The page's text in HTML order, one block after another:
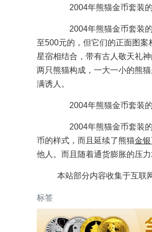
2004年熊猫金币套装
2004年熊猫金币套装的
至500元的，但它们的正面图
星宿相结合，带有古人敬天礼
两只熊猫构成，一大一小的熊
满诱人。
2004年熊猫金币套装的
2004年熊猫金币套装的
币的样式，而且延续了熊猫金
他人。而且随着通货膨胀的压
本站部分内容收集于互联
标签